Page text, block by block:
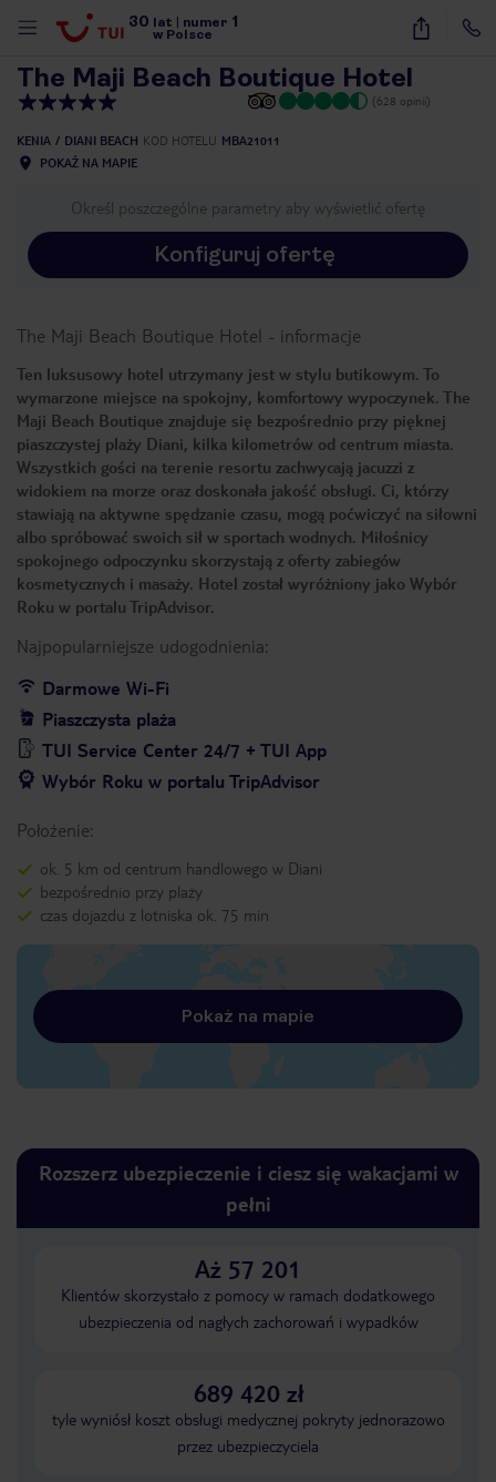
30 lat numer 1
w Polsce
27
The Maji Beach Boutique Hotel
(628 opinii)
KENIA DIANI BEACH KOD HOTELU MBA21011
POKAŻ NA MAPIE
Określ poszczególne parametry aby wyświetlić ofertę
Konfiguruj ofertę
The Maji Beach Boutique Hotel - informacje
Ten luksusowy hotel utrzymany jest w stylu butikowym. To
wymarzone miejsce na spokojny, komfortowy wypoczynek. The
Maji Beach Boutique znajduje się bezpośrednio przy pięknej
piaszczystej plaży Diani, kilka kilometrów od centrum miasta.
Wszystkich gości na terenie resortu zachwycają jacuzzi z
widokiem na morze oraz doskonała jakość obsługi. Ci, którzy
stawiają na aktywne spędzanie czasu, mogą poćwiczyć na siłowni
albo spróbować swoich sił w sportach wodnych. Miłośnicy
spokojnego odpoczynku skorzystają z oferty zabiegów
kosmetycznych i masaży. Hotel został wyróżniony jako Wybór
Roku w portalu TripAdvisor.
Najpopularniejsze udogodnienia:
Darmowe Wi-Fi
Piaszczysta plaża
TUI Service Center 24/7 + TUI App
Wybór Roku w portalu TripAdvisor
Położenie:
ok. 5 km od centrum handlowego w Diani
bezpośrednio przy plaży
czas dojazdu z lotniska ok. 75 min
Pokaż na mapie
Rozszerz ubezpieczenie i ciesz się wakacjami w
pełni
Aż 57 201
Klientów skorzystało z pomocy w ramach dodatkowego
ubezpieczenia od nagłych zachorowań i wypadków
689 420 zł
tyle wyniósł koszt obsługi medycznej pokryty jednorazowo
przez ubezpieczyciela